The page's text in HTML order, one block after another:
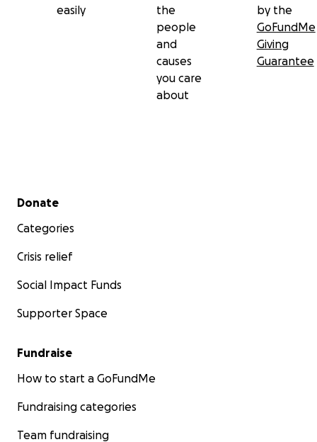
easily
the
people
and
causes
you care
about
by the
GoFundMe
Giving
Guarantee
Secondary menu
Donate
Categories
Crisis relief
Social Impact Funds
Supporter Space
Fundraise
How to start a GoFundMe
Fundraising categories
Team fundraising